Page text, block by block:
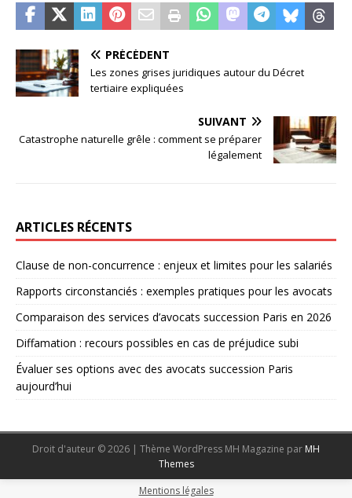
PRÉCÉDENT
Les zones grises juridiques autour du Décret
tertiaire expliquées
SUIVANT
Catastrophe naturelle grêle : comment se préparer
légalement
ARTICLES RÉCENTS
Clause de non-concurrence : enjeux et limites pour les salariés
Rapports circonstanciés : exemples pratiques pour les avocats
Comparaison des services d’avocats succession Paris en 2026
Diffamation : recours possibles en cas de préjudice subi
Évaluer ses options avec des avocats succession Paris
aujourd’hui
Droit d'auteur © 2026 | Thème WordPress MH Magazine par MH
Themes
Mentions légales